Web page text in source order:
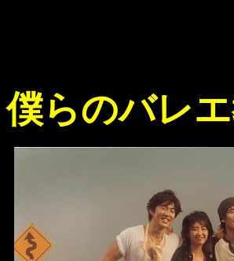
僕らのバレ